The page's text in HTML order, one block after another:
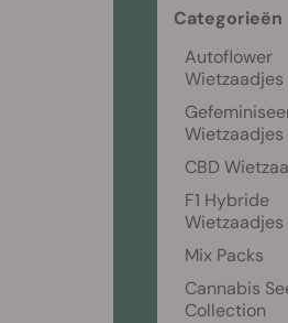
Categorieën
Autoflower
Wietzaadjes
Wietzaadjes
CBD
F1 Hybride
Wietzaadjes
Mix Packs
Cannabis
Collection